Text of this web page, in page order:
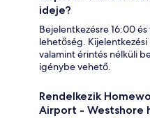
ideje?
Bejelentkezésre 16:00
lehetőség.
valamint érintés nélküli
igénybe vehető.
Rendelkezik
Airport - Westshore